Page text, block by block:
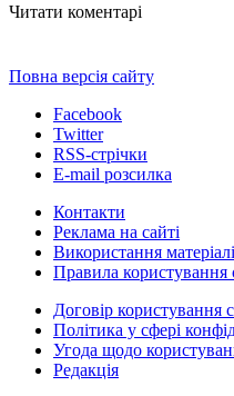
Читати коментарі
Повна версія сайту
Facebook
Twitter
RSS-стрічки
E-mail розсилка
Контакти
Реклама на сайті
Використання
Правила користування
Договір користування
Політика у сфері
Угода щодо
Редакція